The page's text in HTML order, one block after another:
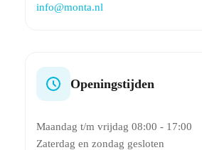
info@monta.nl
Openingstijden
Maandag t/m vrijdag 08:00 - 17:00
Zaterdag en zondag gesloten